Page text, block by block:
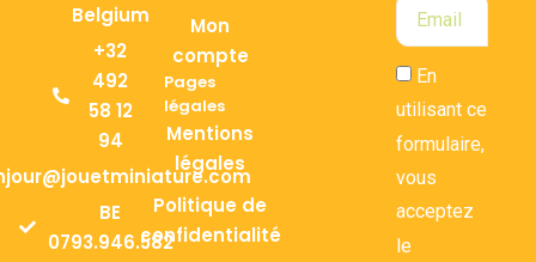
Belgium
+32
492
58 12
94
BE
0793.946.582
Mon
compte
Pages
légales
Mentions
légales
Politique de
confidentialité
En
utilisant ce
formulaire,
vous
acceptez
le